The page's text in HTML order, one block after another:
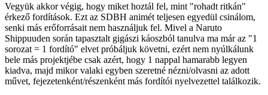
Vegyük akkor végig, hogy miket hoztál fel, mint "rohadt ritkán"
érkező fordítások. Ezt az SDBH animét teljesen egyedül csinálom,
senki más erőforrásait nem használjuk fel. Mivel a Naruto
Shippuuden során tapasztalt gigászi káoszból tanulva ma már az "1
sorozat = 1 fordító" elvet próbáljuk követni, ezért nem nyúlkálunk
bele más projektjébe csak azért, hogy 1 nappal hamarabb legyen
kiadva, majd mikor valaki egyben szeretné nézni/olvasni az adott
művet, fejezetenként/részenként más fordítói nyelvezettel találkozik.